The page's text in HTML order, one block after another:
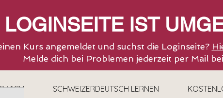
LOGINSEITE IST
Kurs angemeldet und suchst die Loginseite?
Melde dich bei Problemen jederzeit per Mail
MICH SCHWEIZERDEUTSCH LERNEN